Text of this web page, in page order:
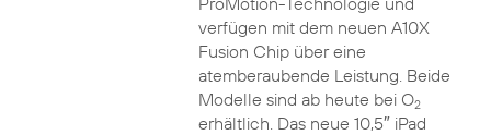
verfügen mit dem neuen A10X
Fusion Chip über eine
atemberaubende Leistung. Beide
Modelle sind ab heute bei O2
erhältlich. Das neue 10,5″ iPad